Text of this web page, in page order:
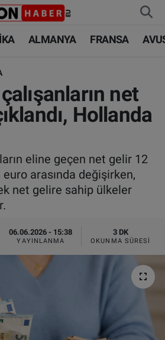
ALMANYA FRANSA
net
Hollanda
eline geçen net gelir 12
arasında değişirken,
net gelire sahip ülkeler
06.06.2026 - 15:38
YAYINLANMA
3 DK
OKUNMA SÜRESI
ve Fikstür